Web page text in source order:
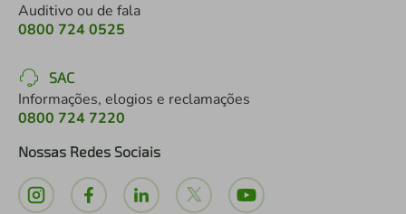
Auditivo ou de fala
0800 724 0525
SAC
Informações, elogios e reclamações
0800 724 7220
Nossas Redes Sociais